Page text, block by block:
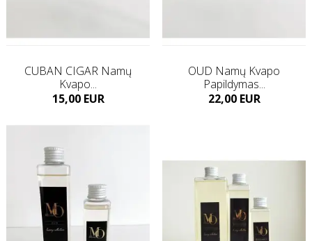
CUBAN CIGAR Namų
Kvapo...
Kaina
15,00 EUR
Į KREPŠELĮ
OUD Namų Kvapo
Papildymas...
Kaina
22,00 EUR